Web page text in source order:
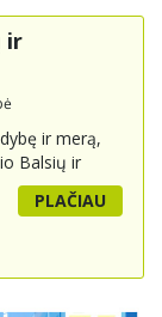
ir
ir merą,
Balsių ir
tik padėtų
tiek
PLAČIAU